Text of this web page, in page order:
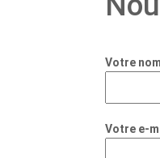
Votre nom
Votre e-